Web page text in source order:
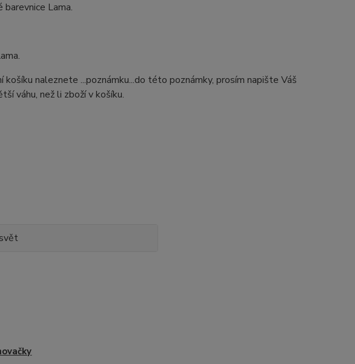
Lama.
naleznete ...poznámku...do této poznámky, prosím napište Váš
váhu, než li zboží v košíku.